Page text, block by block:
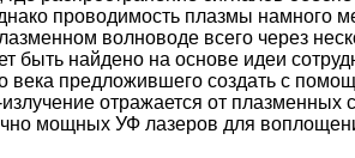
проводимость плазмы намного
волноводе всего через
быть найдено на основе идеи
века предложившего создать с
отражается от плазменных
мощных УФ лазеров для